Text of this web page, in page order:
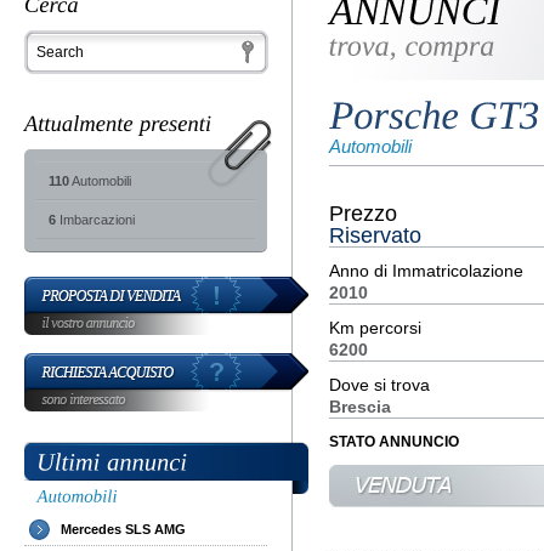
110Automobili
6 Imbarcazioni
Mercedes SLS AMG
Automobili
Prezzo
Riservato
Anno di Immatricolazione
2010
Km percorsi
6200
Dove si trova
Brescia
STATO ANNUNCIO